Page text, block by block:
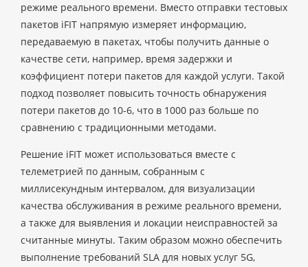
режиме реального времени. Вместо отправки тестовых
пакетов iFIT напрямую измеряет информацию,
передаваемую в пакетах, чтобы получить данные о
качестве сети, например, время задержки и
коэффициент потери пакетов для каждой услуги. Такой
подход позволяет повысить точность обнаружения
потери пакетов до 10-6, что в 1000 раз больше по
сравнению с традиционными методами.
Решение iFIT может использоваться вместе с
телеметрией по данным, собранным с
миллисекундным интервалом, для визуализации
качества обслуживания в режиме реального времени,
а также для выявления и локации неисправностей за
считанные минуты. Таким образом можно обеспечить
выполнение требований SLA для новых услуг 5G,